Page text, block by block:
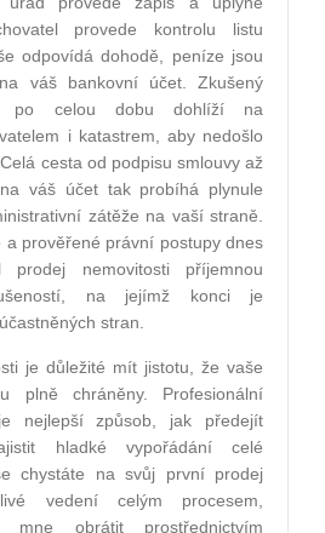
provede kontrolu listu
odpovídá dohodě, peníze jsou
váš bankovní účet. Zkušený
po celou dobu dohlíží na
i katastrem, aby nedošlo
cesta od podpisu smlouvy až
váš účet tak probíhá plynule
zátěže na vaší straně.
a prověřené právní postupy dnes
nemovitosti příjemnou
na jejímž konci je
stran.
je důležité mít jistotu, že vaše
plně chráněny. Profesionální
nejlepší způsob, jak předejít
hladké vypořádání celé
chystáte na svůj první prodej
vedení celým procesem,
obrátit prostřednictvím